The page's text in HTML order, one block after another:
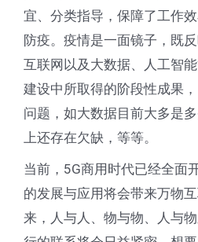
宜、分类指导，保障了工作
防疫。疫情是一面镜子，既
互联网以及大数据、人工智
建设中所取得的阶段性成果
问题，如大数据目前大多是
上还存在欠缺，等等。
当前，5G商用时代已经全面
的发展与应用将会带来万物
来，人与人、物与物、人与